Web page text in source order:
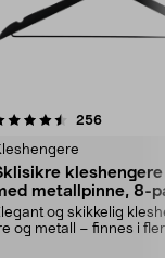
256
metallpinne, 8-
og skikkelig
og metall – finnes i
4.5av 5 stjerner